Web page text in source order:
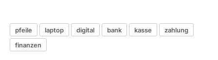
pfeile laptop digital bank kasse
zahlung
finanzen